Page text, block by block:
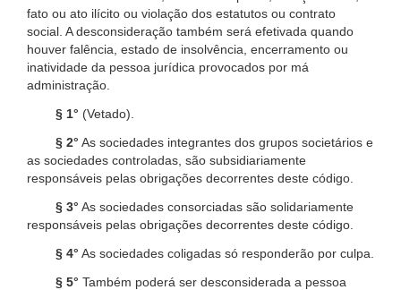
fato ou ato ilícito ou violação dos estatutos ou contrato
social. A desconsideração também será efetivada quando
houver falência, estado de insolvência, encerramento ou
inatividade da pessoa jurídica provocados por má
administração.
§ 1° (Vetado).
§ 2° As sociedades integrantes dos grupos societários e
as sociedades controladas, são subsidiariamente
responsáveis pelas obrigações decorrentes deste código.
§ 3° As sociedades consorciadas são solidariamente
responsáveis pelas obrigações decorrentes deste código.
§ 4° As sociedades coligadas só responderão por culpa.
§ 5° Também poderá ser desconsiderada a pessoa